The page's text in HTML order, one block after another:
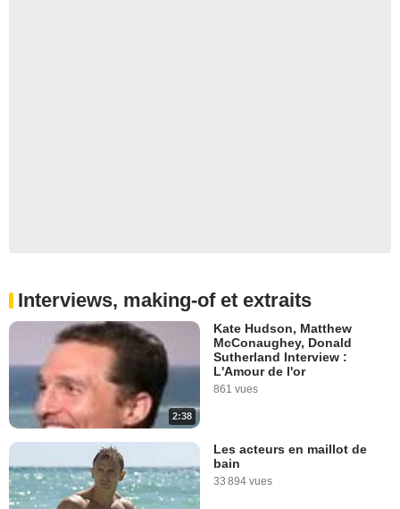
Interviews, making-of et extraits
2:38
Kate Hudson, Matthew
McConaughey, Donald
Sutherland Interview :
L'Amour de l'or
861 vues
Les acteurs en maillot de
bain
33 894 vues